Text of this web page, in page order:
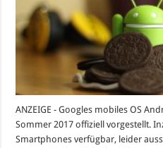
ANZEIGE - Googles mobiles OS
Sommer 2017 offiziell vorgestellt.
Smartphones verfügbar, leider